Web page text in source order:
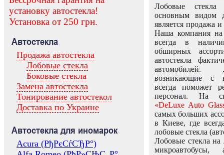
установку автостекла!
Установка от 250 грн.
Автостекла
Продажа автостекла
Лобовые стекла
Боковые стекла
Замена автостекла
Тонирование автостекол
Доставка по Украине
Автостекла для иномарок
Acura (РђРєСѓСЂР°)
Лобовые
основным видом
является продажа и
Наша компания на
всегда в
обширных
автостекла
возникающие с
всегда поможет
персонал. На
«DeLuxe Auto
самых больших
в Киеве, где
лобовые стекла
Лобовые стекла на
микроавтобусы,